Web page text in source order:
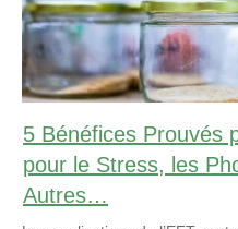
5 Bénéfices Prouvés
pour le Stress, les
Autres…